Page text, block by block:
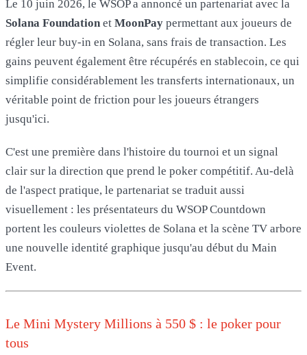
Le 10 juin 2026, le WSOP a annoncé un partenariat avec la
Solana Foundation et MoonPay permettant aux joueurs de
régler leur buy-in en Solana, sans frais de transaction. Les
gains peuvent également être récupérés en stablecoin, ce qui
simplifie considérablement les transferts internationaux, un
véritable point de friction pour les joueurs étrangers
jusqu'ici.
C'est une première dans l'histoire du tournoi et un signal
clair sur la direction que prend le poker compétitif. Au-delà
de l'aspect pratique, le partenariat se traduit aussi
visuellement : les présentateurs du WSOP Countdown
portent les couleurs violettes de Solana et la scène TV arbore
une nouvelle identité graphique jusqu'au début du Main
Event.
Le Mini Mystery Millions à 550 $ : le poker pour
tous